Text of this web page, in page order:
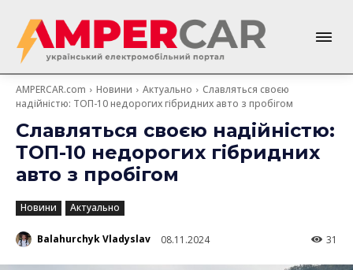
AMPERCAR.com Новини Актуально
Славляться своєю
надійністю: ТОП-10 недорогих гібридних авто з пробігом
Славляться своєю надійністю:
ТОП-10 недорогих гібридних
авто з пробігом
Новини Актуально
Balahurchyk Vladyslav 08.11.2024 31